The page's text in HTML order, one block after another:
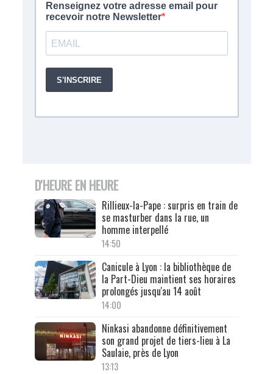
D'HEURE EN HEURE
Rillieux-la-Pape : surpris en train de
se masturber dans la rue, un
homme interpellé
14:50
Canicule à Lyon : la bibliothèque de
la Part-Dieu maintient ses horaires
prolongés jusqu'au 14 août
14:00
Ninkasi abandonne définitivement
son grand projet de tiers-lieu à La
Saulaie, près de Lyon
13:13